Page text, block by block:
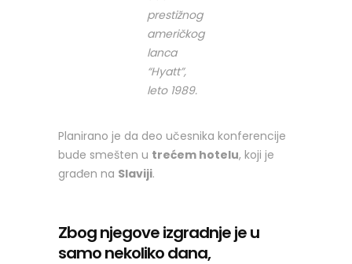
prestižnog
američkog
lanca
“Hyatt”,
leto 1989.
Planirano je da deo učesnika konferencije
bude smešten u trećem hotelu, koji je
građen na Slaviji.
Zbog njegove izgradnje je u
samo nekoliko dana,